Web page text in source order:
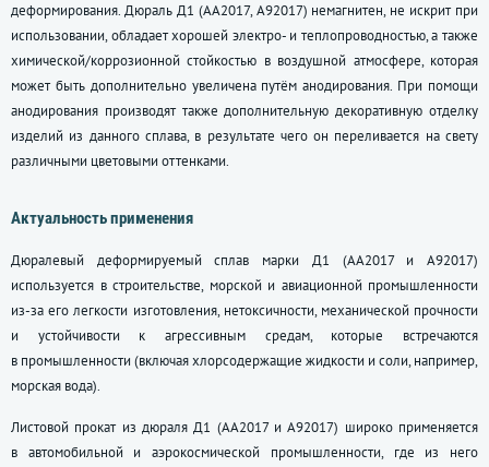
деформирования. Дюраль Д1 (АА2017, А92017) немагнитен, не искрит при
использовании, обладает хорошей электро- и теплопроводностью, а также
химической/коррозионной стойкостью в воздушной атмосфере, которая
может быть дополнительно увеличена путём анодирования. При помощи
анодирования производят также дополнительную декоративную отделку
изделий из данного сплава, в результате чего он переливается на свету
различными цветовыми оттенками.
Актуальность применения
Дюралевый деформируемый сплав марки Д1 (АА2017 и А92017)
используется в строительстве, морской и авиационной промышленности
из-за его легкости изготовления, нетоксичности, механической прочности
и устойчивости к агрессивным средам, которые встречаются
в промышленности (включая хлорсодержащие жидкости и соли, например,
морская вода).
Листовой прокат из дюраля Д1 (АА2017 и А92017) широко применяется
в автомобильной и аэрокосмической промышленности, где из него